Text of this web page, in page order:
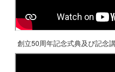
創立50周年記念式典及び記念